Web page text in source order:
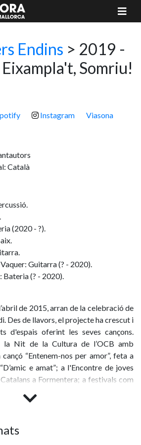
Endins > 2019 -
Somriu!
Instagram Viasona
Català
(2020 - ?).
Guitarra (? - 2020).
Bateria (? - 2020).
de 2015, arran de la celebració de
Des de llavors, el projecte ha crescut i
d'espais oferint les seves cançons.
la Nit de la Cultura de l’OCB amb
cançó “Entenem-nos per amor”, feta a
e amat”; a l'Encontre de joves
a Formentera; a festivals com
tot i que també fan alguna versió de
de Francesc Ribera “Titot”,
una bona rebuda per part de la